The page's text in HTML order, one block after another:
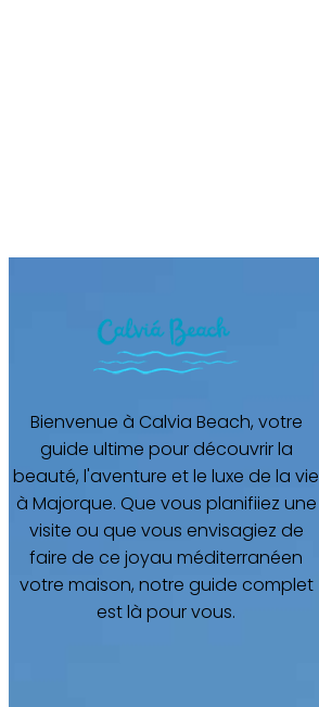
Bienvenue à Calvia Beach, votre
guide ultime pour découvrir la
beauté, l'aventure et le luxe de la vie
à Majorque. Que vous planifiiez une
visite ou que vous envisagiez de
faire de ce joyau méditerranéen
votre maison, notre guide complet
est là pour vous.